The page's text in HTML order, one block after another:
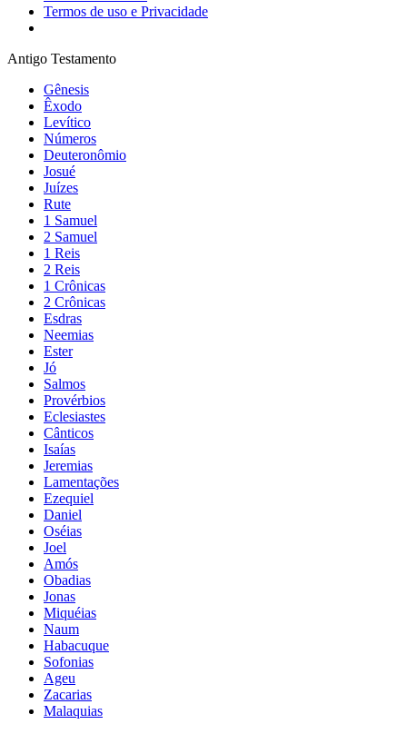
Termos de uso e Privacidade
Antigo Testamento
Gênesis
Êxodo
Levítico
Números
Deuteronômio
Josué
Juízes
Rute
1 Samuel
2 Samuel
1 Reis
2 Reis
1 Crônicas
2 Crônicas
Esdras
Neemias
Ester
Jó
Salmos
Provérbios
Eclesiastes
Cânticos
Isaías
Jeremias
Lamentações
Ezequiel
Daniel
Oséias
Joel
Amós
Obadias
Jonas
Miquéias
Naum
Habacuque
Sofonias
Ageu
Zacarias
Malaquias